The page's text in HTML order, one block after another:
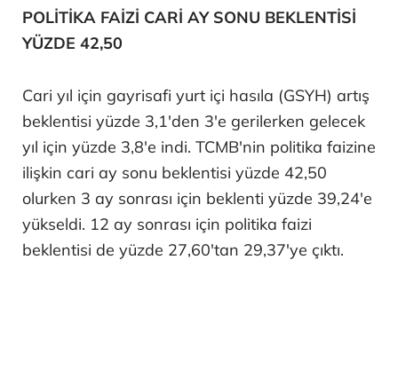
POLİTİKA FAİZİ CARİ AY SONU BEKLENTİSİ
YÜZDE 42,50
Cari yıl için gayrisafi yurt içi hasıla (GSYH) artış
beklentisi yüzde 3,1'den 3'e gerilerken gelecek
yıl için yüzde 3,8'e indi. TCMB'nin politika faizine
ilişkin cari ay sonu beklentisi yüzde 42,50
olurken 3 ay sonrası için beklenti yüzde 39,24'e
yükseldi. 12 ay sonrası için politika faizi
beklentisi de yüzde 27,60'tan 29,37'ye çıktı.